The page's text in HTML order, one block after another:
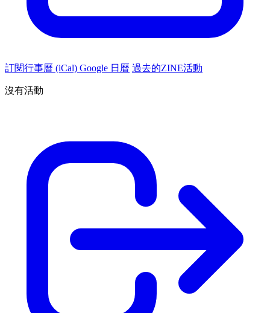
訂閱行事曆 (iCal) Google 日曆 過去的ZINE活動
沒有活動